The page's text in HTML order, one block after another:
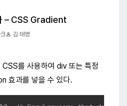
– CSS Gradient
person 김 태영
를 사용하여 div 또는 특정
효과를 넣을 수 있다.